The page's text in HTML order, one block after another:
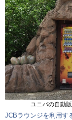
ユニバの自動
JCBラウンジを利用す